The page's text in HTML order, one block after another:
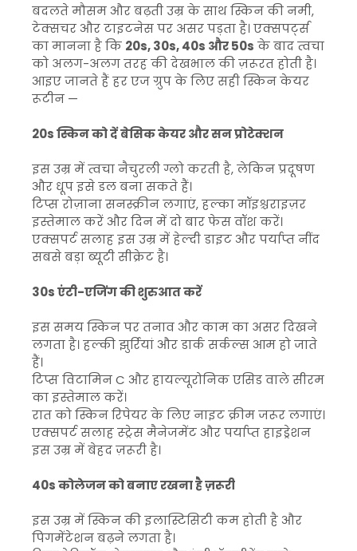
बदलते मौसम और बढ़ती उम्र के साथ स्किन की नमी,
टेक्सचर और टाइटनेस पर असर पड़ता है। एक्सपर्ट्स
का मानना है कि 20s, 30s, 40s और 50s के बाद त्वचा
को अलग-अलग तरह की देखभाल की ज़रूरत होती है।
आइए जानते हैं हर एज ग्रुप के लिए सही स्किन केयर
रूटीन —
20s स्किन को दें बेसिक केयर और सन प्रोटेक्शन
इस उम्र में त्वचा नैचुरली ग्लो करती है, लेकिन प्रदूषण
और धूप इसे डल बना सकते हैं।
टिप्स रोज़ाना सनस्क्रीन लगाएं, हल्का मॉइश्चराइज़र
इस्तेमाल करें और दिन में दो बार फेस वॉश करें।
एक्सपर्ट सलाह इस उम्र में हेल्दी डाइट और पर्याप्त नींद
सबसे बड़ा ब्यूटी सीक्रेट है।
30s एंटी-एजिंग की शुरुआत करें
इस समय स्किन पर तनाव और काम का असर दिखने
लगता है। हल्की झुर्रियां और डार्क सर्कल्स आम हो जाते
हैं।
टिप्स विटामिन C और हायल्यूरोनिक एसिड वाले सीरम
का इस्तेमाल करें।
रात को स्किन रिपेयर के लिए नाइट क्रीम जरूर लगाएं।
एक्सपर्ट सलाह स्ट्रेस मैनेजमेंट और पर्याप्त हाइड्रेशन
इस उम्र में बेहद ज़रूरी है।
40s कोलेजन को बनाए रखना है ज़रूरी
इस उम्र में स्किन की इलास्टिसिटी कम होती है और
पिगमेंटेशन बढ़ने लगता है।